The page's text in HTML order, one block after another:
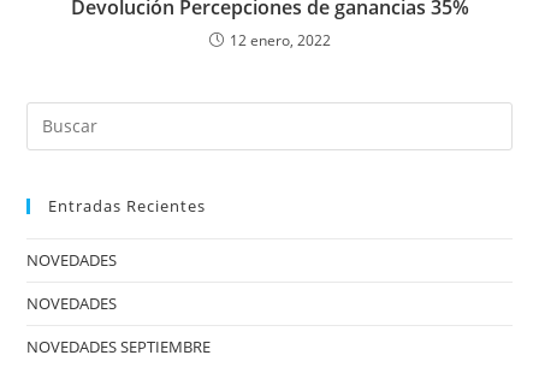
Devolución Percepciones de ganancias 35%
12 enero, 2022
Entradas Recientes
NOVEDADES
NOVEDADES
NOVEDADES SEPTIEMBRE